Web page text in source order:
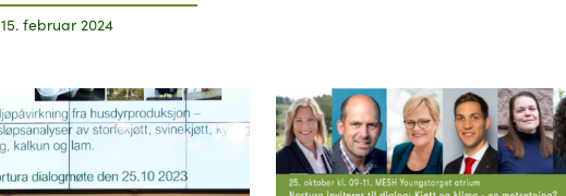
15. februar 2024